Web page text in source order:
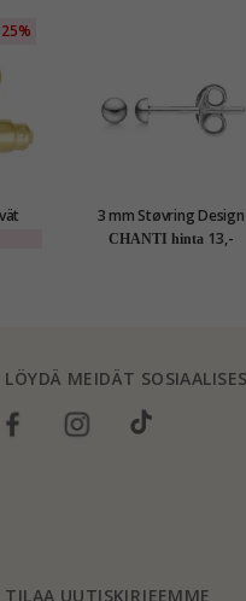
25%
3 mm Støvring Design
kuula korvarenkaat
CHANTI hinta 13,-
LÖYDÄ MEIDÄT
TILAA UUTISKIRJEEMME